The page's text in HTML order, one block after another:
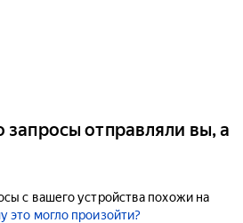
запросы отправляли вы, а
с вашего устройства похожи на
это могло произойти?